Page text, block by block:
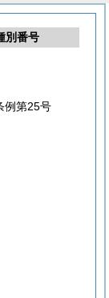
別番号
例第25号